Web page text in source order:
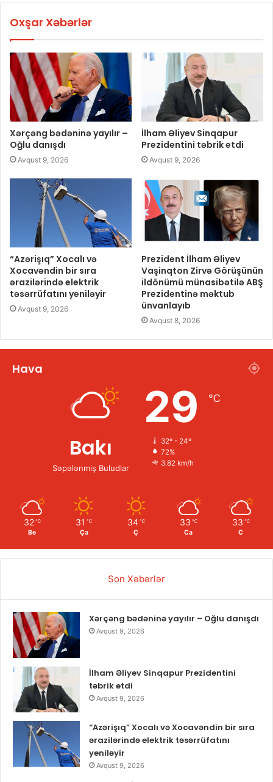
Oxşar Xəbərlər
Xərçəng bədəninə yayılır –
Oğlu danışdı
Avqust 9, 2026
İlham Əliyev Sinqapur
Prezidentini təbrik etdi
Avqust 9, 2026
“Azərişıq” Xocalı və
Xocavəndin bir sıra
ərazilərində elektrik
təsərrüfatını yeniləyir
Avqust 9, 2026
Prezident İlham Əliyev
Vaşinqton Zirvə Görüşünün
ildönümü münasibətilə ABŞ
Prezidentinə məktub
ünvanlayıb
Avqust 8, 2026
Hava
Bakı
Səpələnmiş Buludlar
29 ℃
32º - 24º
72%
3.82 km/h
32 ℃
Be
31 ℃
Ça
34 ℃
Ç
33 ℃
Ca
33 ℃
C
Son Xəbərlər
Xərçəng bədəninə yayılır – Oğlu danışdı
Avqust 9, 2026
İlham Əliyev Sinqapur Prezidentini
təbrik etdi
Avqust 9, 2026
“Azərişıq” Xocalı və Xocavəndin bir sıra
ərazilərində elektrik təsərrüfatını
yeniləyir
Avqust 9, 2026